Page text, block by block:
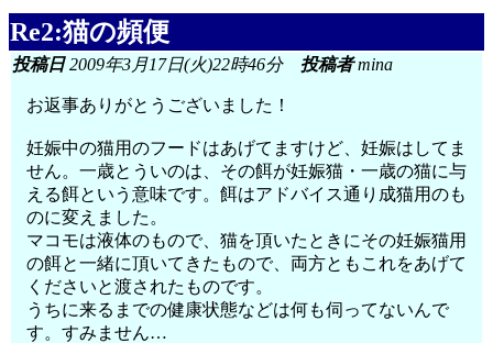
Re2:猫の頻便
投稿日2009年3月17日(火)22時46分 投稿者mina
お返事ありがとうございました！
妊娠中の猫用のフードはあげてますけど、妊娠はしてま
せん。一歳とういのは、その餌が妊娠猫・一歳の猫に与
える餌という意味です。餌はアドバイス通り成猫用のも
のに変えました。
マコモは液体のもので、猫を頂いたときにその妊娠猫用
の餌と一緒に頂いてきたもので、両方ともこれをあげて
くださいと渡されたものです。
うちに来るまでの健康状態などは何も伺ってないんで
す。すみません…